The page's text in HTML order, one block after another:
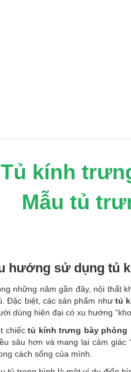
Tủ kính
Mẫu tủ
hướng sử dụng tủ
những năm gần đây, nội thất
Đặc biệt, các sản phẩm nhưtủ
dùng hiện đại có xu hướng
chiếctủ kính trưng bày phòng
sâu hơn và mang lại cảm giác
cách sống của mình.